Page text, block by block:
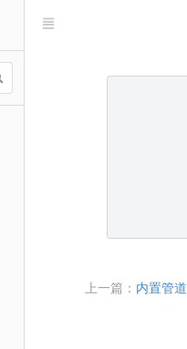
上一篇： 内置管道